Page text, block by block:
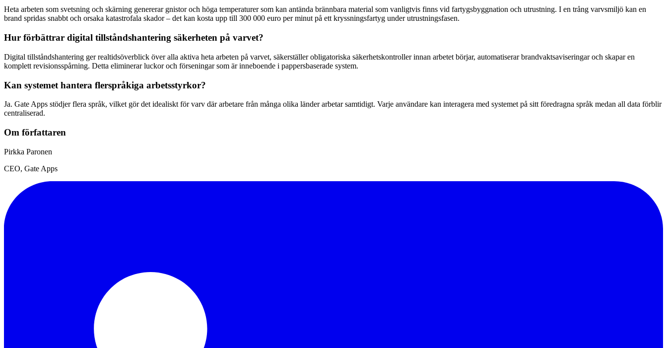
Heta arbeten som svetsning och skärning genererar gnistor och höga temperaturer som kan antända brännbara material som vanligtvis finns vid fartygsbyggnation och utrustning. I en trång varvsmiljö kan en
brand spridas snabbt och orsaka katastrofala skador – det kan kosta upp till 300 000 euro per minut på ett kryssningsfartyg under utrustningsfasen.
Hur förbättrar digital tillståndshantering säkerheten på varvet?
Digital tillståndshantering ger realtidsöverblick över alla aktiva heta arbeten på varvet, säkerställer obligatoriska säkerhetskontroller innan arbetet börjar, automatiserar brandvaktsaviseringar och skapar en
komplett revisionsspårning. Detta eliminerar luckor och förseningar som är inneboende i pappersbaserade system.
Kan systemet hantera flerspråkiga arbetsstyrkor?
Ja. Gate Apps stödjer flera språk, vilket gör det idealiskt för varv där arbetare från många olika länder arbetar samtidigt. Varje användare kan interagera med systemet på sitt föredragna språk medan all data förblir
centraliserad.
Om författaren
Pirkka Paronen
CEO, Gate Apps